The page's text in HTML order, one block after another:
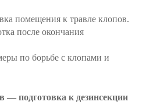
помещения к травле клопов.
после окончания
по борьбе с клопами и
— подготовка к дезинсекции